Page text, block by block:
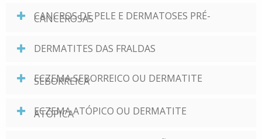
CANCROS DE PELE E DERMATOSES PRÉ-
CANCEROSAS
DERMATITES DAS FRALDAS
ECZEMA SEBORREICO OU DERMATITE
SEBORREICA
ECZEMA ATÓPICO OU DERMATITE
ATÓPICA